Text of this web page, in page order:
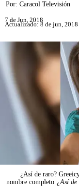
Por: Caracol Televisión
7 de Jun, 2018
Actualizado: 8 de jun, 2018
¿Así de raro?
nombre completo ¿Así de